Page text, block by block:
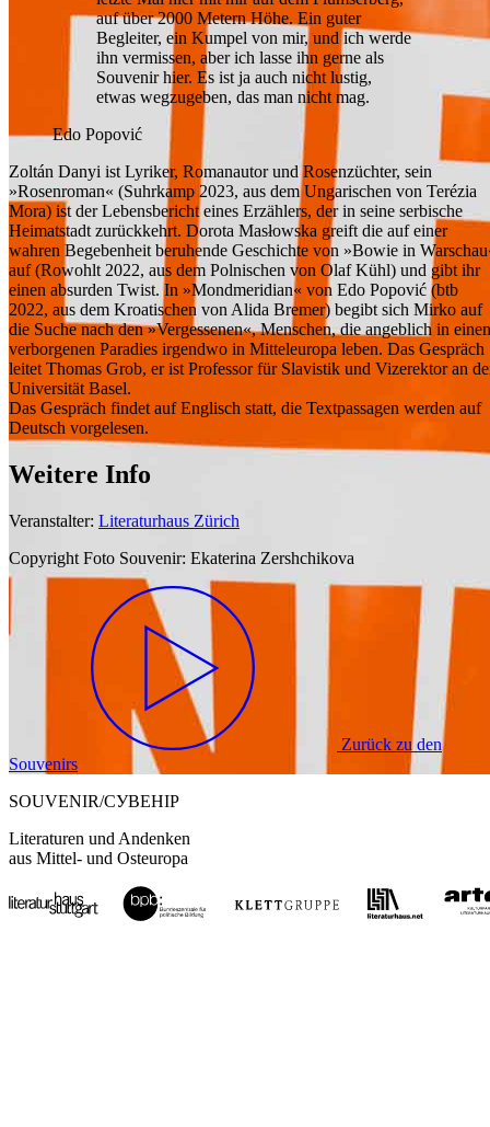
auf über 2000 Metern Höhe. Ein guter
Begleiter, ein Kumpel von mir, und ich werde
ihn vermissen, aber ich lasse ihn gerne als
Souvenir hier. Es ist ja auch nicht lustig,
etwas wegzugeben, das man nicht mag.
Edo Popović
Zoltán Danyi ist Lyriker, Romanautor und Rosenzüchter, sein
»Rosenroman« (Suhrkamp 2023, aus dem Ungarischen von Terézia
Mora) ist der Lebensbericht eines Erzählers, der in seine serbische
Heimatstadt zurückkehrt. Dorota Masłowska greift die auf einer
wahren Begebenheit beruhende Geschichte von »Bowie in
auf (Rowohlt 2022, aus dem Polnischen von Olaf Kühl) und gibt ihr
einen absurden Twist. In »Mondmeridian« von Edo Popović (btb
2022, aus dem Kroatischen von Alida Bremer) begibt sich Mirko auf
die Suche nach den »Vergessenen«, Menschen, die angeblich in
verborgenen Paradies irgendwo in Mitteleuropa leben. Das Gespräch
leitet Thomas Grob, er ist Professor für Slavistik und Vizerektor an
Universität Basel.
Das Gespräch findet auf Englisch statt, die Textpassagen werden auf
Deutsch vorgelesen.
Weitere Info
Veranstalter: Literaturhaus Zürich
Copyright Foto Souvenir: Ekaterina Zershchikova
Zurück zu den
Souvenirs
SOUVENIR/СУВЕНІР
Literaturen und Andenken
aus Mittel- und Osteuropa